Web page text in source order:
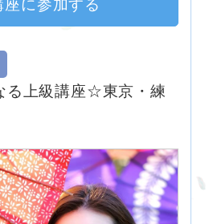
座に参加する
る上級講座☆東京・練